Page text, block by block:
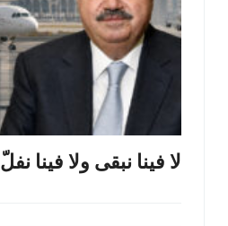
لا فينا نبقى ولا فينا نفلّ